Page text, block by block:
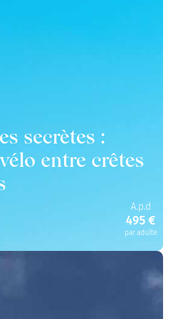
secrètes :
entre crêtes
A.p.d
495 €
par adulte